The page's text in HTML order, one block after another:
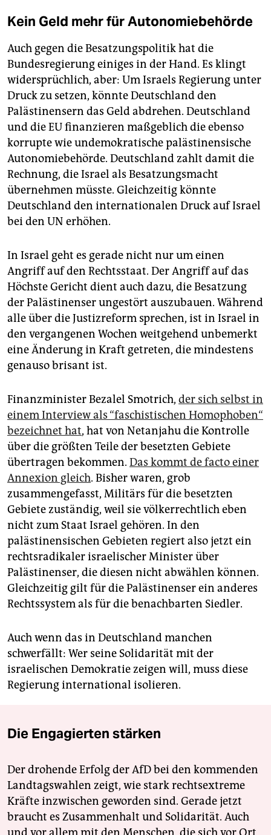
Kein Geld mehr für Autonomiebehörde
Auch gegen die Besatzungspolitik hat die
Bundesregierung einiges in der Hand. Es klingt
widersprüchlich, aber: Um Israels Regierung unter
Druck zu setzen, könnte Deutschland den
Palästinensern das Geld abdrehen. Deutschland
und die EU finanzieren maßgeblich die ebenso
korrupte wie undemokratische palästinensische
Autonomiebehörde. Deutschland zahlt damit die
Rechnung, die Israel als Besatzungsmacht
übernehmen müsste. Gleichzeitig könnte
Deutschland den internationalen Druck auf Israel
bei den UN erhöhen.
In Israel geht es gerade nicht nur um einen
Angriff auf den Rechtsstaat. Der Angriff auf das
Höchste Gericht dient auch dazu, die Besatzung
der Palästinenser ungestört auszubauen. Während
alle über die Justizreform sprechen, ist in Israel in
den vergangenen Wochen weitgehend unbemerkt
eine Änderung in Kraft getreten, die mindestens
genauso brisant ist.
Finanzminister Bezalel Smotrich, der sich selbst in
einem Interview als “faschistischen Homophoben“
bezeichnet hat, hat von Netanjahu die Kontrolle
über die größten Teile der besetzten Gebiete
übertragen bekommen. Das kommt de facto einer
Annexion gleich. Bisher waren, grob
zusammengefasst, Militärs für die besetzten
Gebiete zuständig, weil sie völkerrechtlich eben
nicht zum Staat Israel gehören. In den
palästinensischen Gebieten regiert also jetzt ein
rechtsradikaler israelischer Minister über
Palästinenser, die diesen nicht abwählen können.
Gleichzeitig gilt für die Palästinenser ein anderes
Rechtssystem als für die benachbarten Siedler.
Auch wenn das in Deutschland manchen
schwerfällt: Wer seine Solidarität mit der
israelischen Demokratie zeigen will, muss diese
Regierung international isolieren.
Die Engagierten stärken
Der drohende Erfolg der AfD bei den kommenden
Landtagswahlen zeigt, wie stark rechtsextreme
Kräfte inzwischen geworden sind. Gerade jetzt
braucht es Zusammenhalt und Solidarität. Auch